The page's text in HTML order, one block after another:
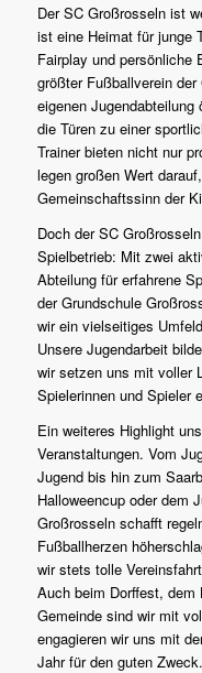
Der SC Großrosseln ist
ist eine Heimat für junge
Fairplay und
größter Fußballverein
eigenen
die Türen zu einer
Trainer bieten nicht nur
legen großen Wert
Gemeinschaftssinn der
Doch der SC
Spielbetrieb: Mit zwei
Abteilung für erfahrene
der Grundschule
wir ein vielseitiges
Unsere Jugendarbeit
wir setzen uns mit voller
Spielerinnen und Spieler
Ein weiteres Highlight
Veranstaltungen. Vom
Jugend bis hin zum
Halloweencup oder dem
Großrosseln schafft
Fußballherzen
wir stets tolle
Auch beim Dorffest,
Gemeinde sind wir mit
engagieren wir uns mit
Jahr für den guten Zweck.